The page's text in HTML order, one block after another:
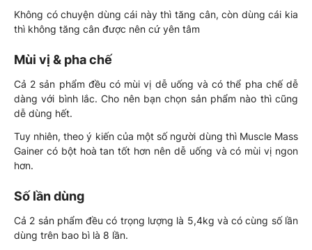
Không có chuyện dùng cái này thì tăng cân, còn dùng cái kia
thì không tăng cân được nên cứ yên tâm
Mùi vị & pha chế
Cả 2 sản phẩm đều có mùi vị dễ uống và có thể pha chế dễ
dàng với bình lắc. Cho nên bạn chọn sản phẩm nào thì cũng
dễ dùng hết.
Tuy nhiên, theo ý kiến của một số người dùng thì Muscle Mass
Gainer có bột hoà tan tốt hơn nên dễ uống và có mùi vị ngon
hơn.
Số lần dùng
Cả 2 sản phẩm đều có trọng lượng là 5,4kg và có cùng số lần
dùng trên bao bì là 8 lần.